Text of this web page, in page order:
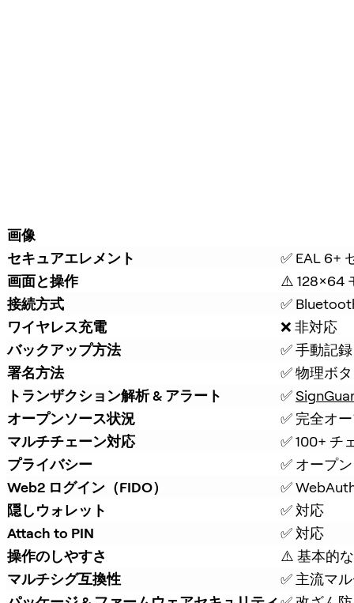
画像
セキュアエレメント
✅ EAL 6+
画面と操作
⚠️ 128×64
接続方式
✅
ワイヤレス充電
❌ 非対応
バックアップ方法
✅ 手動記
署名方法
✅ 物理ボ
トランザクション解析 & アラート
✅
オープンソース状況
✅ 完全オ
マルチチェーン対応
✅ 100+ チ
プライバシー
✅ オープ
Web2 ログイン（FIDO）
✅
隠しウォレット
✅ 対応
Attach to PIN
✅ 対応
操作のしやすさ
⚠️ 基本的
マルチシグ互換性
✅ 主流マ